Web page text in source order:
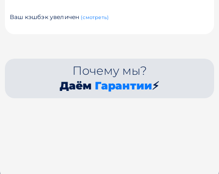
Ваш кэшбэк увеличен (смотреть)
Почему мы?
Даём Гарантии⚡